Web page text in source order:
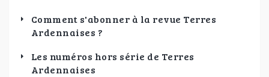
Comment s'abonner à la revue Terres
Ardennaises ?
Les numéros hors série de Terres
Ardennaises